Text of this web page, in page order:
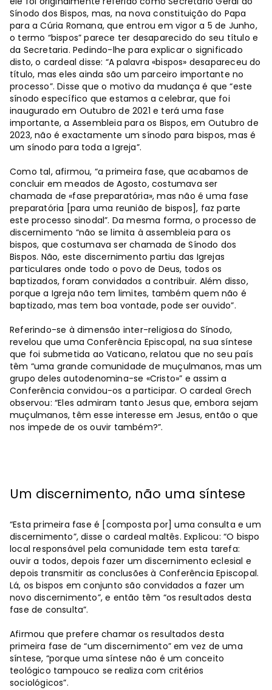
Sínodo dos Bispos, mas, na nova constituição do Papa
para a Cúria Romana, que entrou em vigor a 5 de Junho,
o termo “bispos” parece ter desaparecido do seu título e
da Secretaria. Pedindo-lhe para explicar o significado
disto, o cardeal disse: “A palavra «bispos» desapareceu do
título, mas eles ainda são um parceiro importante no
processo”. Disse que o motivo da mudança é que “este
sínodo específico que estamos a celebrar, que foi
inaugurado em Outubro de 2021 e terá uma fase
importante, a Assembleia para os Bispos, em Outubro de
2023, não é exactamente um sínodo para bispos, mas é
um sínodo para toda a Igreja”.
Como tal, afirmou, “a primeira fase, que acabamos de
concluir em meados de Agosto, costumava ser
chamada de «fase preparatória», mas não é uma fase
preparatória [para uma reunião de bispos], faz parte
este processo sinodal”. Da mesma forma, o processo de
discernimento “não se limita à assembleia para os
bispos, que costumava ser chamada de Sínodo dos
Bispos. Não, este discernimento partiu das Igrejas
particulares onde todo o povo de Deus, todos os
baptizados, foram convidados a contribuir. Além disso,
porque a Igreja não tem limites, também quem não é
baptizado, mas tem boa vontade, pode ser ouvido”.
Referindo-se à dimensão inter-religiosa do Sínodo,
revelou que uma Conferência Episcopal, na sua síntese
que foi submetida ao Vaticano, relatou que no seu país
têm “uma grande comunidade de muçulmanos, mas um
grupo deles autodenomina-se «Cristo»” e assim a
Conferência convidou-os a participar. O cardeal Grech
observou: “Eles admiram tanto Jesus que, embora sejam
muçulmanos, têm esse interesse em Jesus, então o que
nos impede de os ouvir também?”.
Um discernimento, não uma síntese
“Esta primeira fase é [composta por] uma consulta e um
discernimento”, disse o cardeal maltês. Explicou: “O bispo
local responsável pela comunidade tem esta tarefa:
ouvir a todos, depois fazer um discernimento eclesial e
depois transmitir as conclusões à Conferência Episcopal.
Lá, os bispos em conjunto são convidados a fazer um
novo discernimento”, e então têm “os resultados desta
fase de consulta”.
Afirmou que prefere chamar os resultados desta
primeira fase de “um discernimento” em vez de uma
síntese, “porque uma síntese não é um conceito
teológico tampouco se realiza com critérios
sociológicos”.